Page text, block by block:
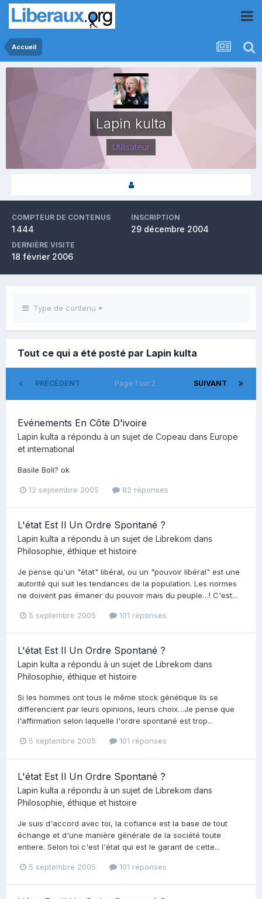
Accueil
Lapin kulta
Utilisateur
COMPTEUR DE CONTENUS
1 444
INSCRIPTION
29 décembre 2004
DERNIÈRE VISITE
18 février 2006
Type de contenu
Tout ce qui a été posté par Lapin kulta
PRÉCÉDENT SUIVANT
Page 1 sur 2
Evénements En Côte D'ivoire
Lapin kulta a répondu à un sujet de Copeau dans Europe
et international
Basile Boli? ok
12 septembre 2005 82 réponses
L'état Est Il Un Ordre Spontané ?
Lapin kulta a répondu à un sujet de Librekom dans
Philosophie, éthique et histoire
Je pense qu'un "état" libéral, ou un "pouvoir libéral" est une
autorité qui suit les tendances de la population. Les normes
ne doivent pas émaner du pouvoir mais du peuple…! C'est...
5 septembre 2005 101 réponses
L'état Est Il Un Ordre Spontané ?
Lapin kulta a répondu à un sujet de Librekom dans
Philosophie, éthique et histoire
Si les hommes ont tous le même stock génétique ils se
differencient par leurs opinions, leurs choix…Je pense que
l'affirmation selon laquelle l'ordre spontané est trop...
5 septembre 2005 101 réponses
L'état Est Il Un Ordre Spontané ?
Lapin kulta a répondu à un sujet de Librekom dans
Philosophie, éthique et histoire
Je suis d'accord avec toi, la cofiance est la base de tout
échange et d'une manière générale de la société toute
entiere. Selon toi c'est l'état qui est le garant de cette...
5 septembre 2005 101 réponses